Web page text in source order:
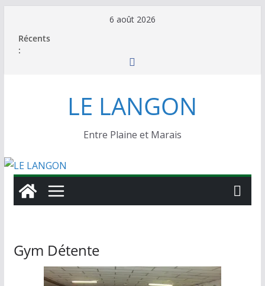
6 août 2026
Récents
:
LE LANGON
Entre Plaine et Marais
Gym Détente